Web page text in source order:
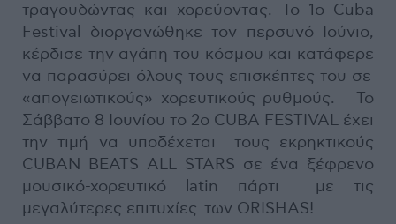
τραγουδώντας και χορεύοντας. Το 1ο Cuba
Festival διοργανώθηκε τον περσυνό Ιούνιο,
κέρδισε την αγάπη του κόσμου και κατάφερε
να παρασύρει όλους τους επισκέπτες του σε
«απογειωτικούς» χορευτικούς ρυθμούς. Το
Σάββατο 8 Ιουνίου το 2ο CUBA FESTIVAL έχει
την τιμή να υποδέχεται τους εκρηκτικούς
CUBAN BEATS ALL STARS σε ένα ξέφρενο
μουσικό-χορευτικό latin πάρτι με τις
μεγαλύτερες επιτυχίες των ORISHAS!